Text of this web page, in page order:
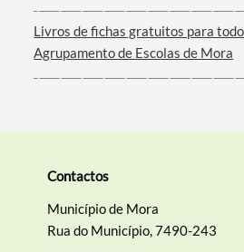
Livros de fichas gratuitos para
Agrupamento de Escolas de Mora
Contactos
Município de Mora
Rua do Município, 7490-243